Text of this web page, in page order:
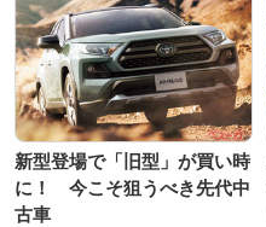
新型登場で「旧型」が買い時
に！ 今こそ狙うべき先代中
古車